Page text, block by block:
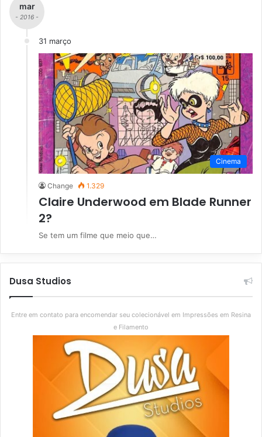
mar
- 2016 -
31 março
Cinema
Change 1.329
Claire Underwood em Blade Runner
2?
Se tem um filme que meio que…
Dusa Studios
Entre em contato para encomendar seu colecionável em Impressões em Resina
e Filamento